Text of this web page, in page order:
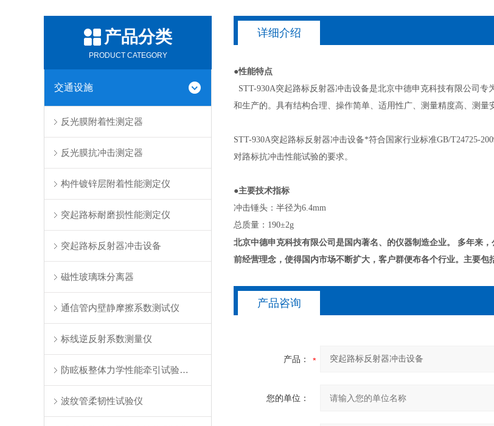
产品分类
PRODUCT CATEGORY
交通设施
反光膜附着性测定器
反光膜抗冲击测定器
构件镀锌层附着性能测定仪
突起路标耐磨损性能测定仪
突起路标反射器冲击设备
磁性玻璃珠分离器
通信管内壁静摩擦系数测试仪
标线逆反射系数测量仪
防眩板整体力学性能牵引试验装置
波纹管柔韧性试验仪
详细介绍
●性能特点
STT-930A突起路标反射器冲击设备是北京中德申克科技有限公司
和生产的。具有结构合理、操作简单、适用性广、测量精度高、测量
STT-930A突起路标反射器冲击设备*符合国家行业标准GB/T24725-
对路标抗冲击性能试验的要求。
●主要技术指标
冲击锤头：半径为6.4mm
总质量：190±2g
北京中德申克科技有限公司是国内著名、的仪器制造企业。
多年来
前经营理念，使得国内市场不断扩大，客户群便布各个行业。主要包
产品咨询
产品：
您的单位：